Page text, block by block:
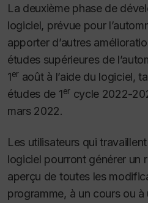
La deuxième phase de
logiciel, prévue pour
apporter d’autres
études supérieures de
1er août à l’aide du logiciel,
études de 1ercycle 2022-
mars 2022.
Les utilisateurs qui
logiciel pourront générer un
aperçu de toutes les
programme, à un cours ou